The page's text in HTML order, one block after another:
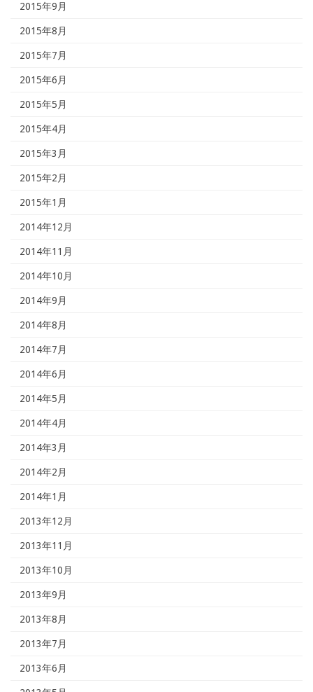
2015年9月
2015年8月
2015年7月
2015年6月
2015年5月
2015年4月
2015年3月
2015年2月
2015年1月
2014年12月
2014年11月
2014年10月
2014年9月
2014年8月
2014年7月
2014年6月
2014年5月
2014年4月
2014年3月
2014年2月
2014年1月
2013年12月
2013年11月
2013年10月
2013年9月
2013年8月
2013年7月
2013年6月